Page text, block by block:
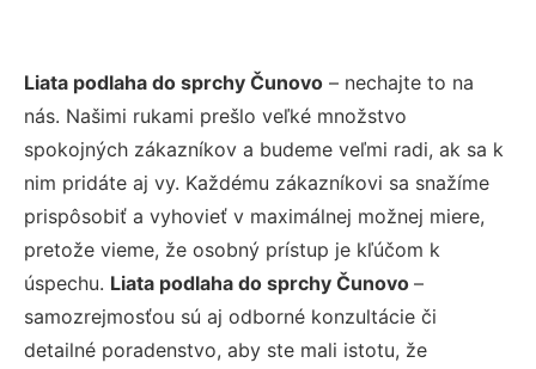
Liata podlaha do sprchy Čunovo – nechajte to na
nás. Našimi rukami prešlo veľké množstvo
spokojných zákazníkov a budeme veľmi radi, ak sa k
nim pridáte aj vy. Každému zákazníkovi sa snažíme
prispôsobiť a vyhovieť v maximálnej možnej miere,
pretože vieme, že osobný prístup je kľúčom k
úspechu. Liata podlaha do sprchy Čunovo –
samozrejmosťou sú aj odborné konzultácie či
detailné poradenstvo, aby ste mali istotu, že